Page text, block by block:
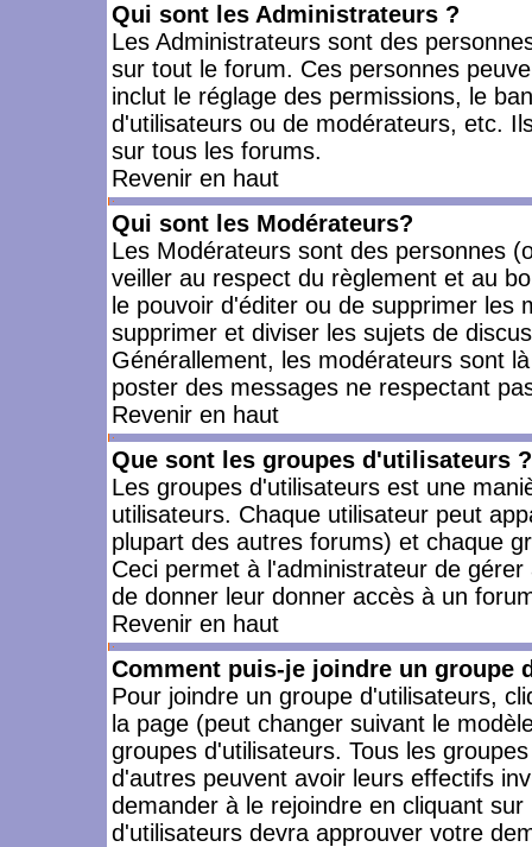
Qui sont les Administrateurs ?
Les Administrateurs sont des
sur tout le forum. Ces personnes
inclut le réglage des permissions, le
d'utilisateurs ou de modérateurs, etc.
sur tous les forums.
Revenir en haut
Qui sont les Modérateurs?
Les Modérateurs sont des personnes
veiller au respect du règlement et au
le pouvoir d'éditer ou de supprimer les
supprimer et diviser les sujets de
Générallement, les modérateurs sont
poster des messages ne respectant
Revenir en haut
Que sont les groupes d'utilisateurs ?
Les groupes d'utilisateurs est une
utilisateurs. Chaque utilisateur peut
plupart des autres forums) et chaque
Ceci permet à l'administrateur de
de donner leur donner accès à un
Revenir en haut
Comment puis-je joindre un groupe
Pour joindre un groupe d'utilisateurs,
la page (peut changer suivant le
groupes d'utilisateurs. Tous les
d'autres peuvent avoir leurs effectifs
demander à le rejoindre en cliquant
d'utilisateurs devra approuver votre